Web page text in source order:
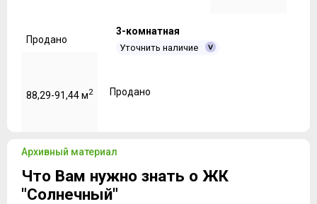
Продано
3-комнатная
Уточнить наличие
88,29-91,44 м2 Продано
Архивный материал
Что Вам нужно знать о ЖК
"Солнечный"